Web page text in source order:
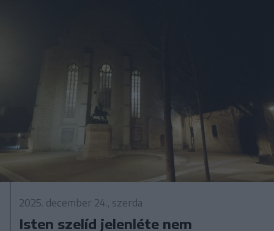
2025. december 24., szerda
Isten szelíd jelenléte nem